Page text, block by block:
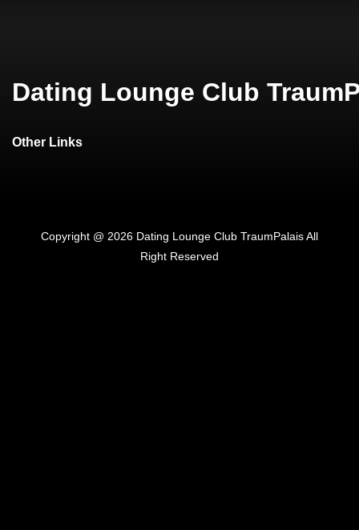
Dating Lounge Club
Other Links
Copyright @ 2026 Dating Lounge Club TraumPalais All
Right Reserved